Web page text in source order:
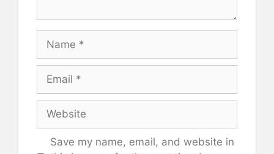
Name
Email
Website
Save my name, email, and website in